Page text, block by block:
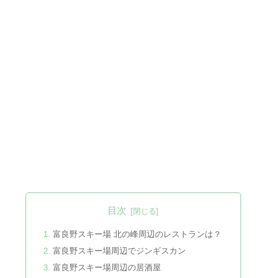
目次
富良野スキー場 北の峰周辺のレストランは？
富良野スキー場周辺でジンギスカン
富良野スキー場周辺の居酒屋